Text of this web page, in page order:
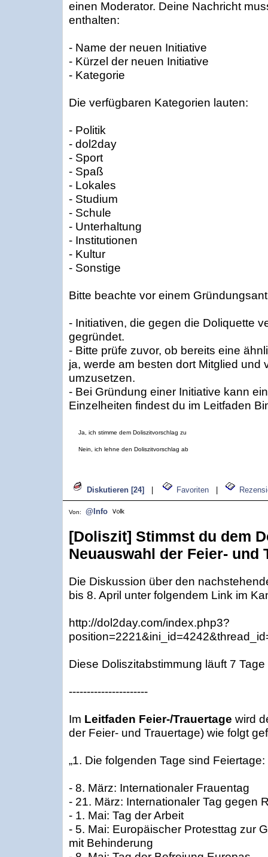
einen Moderator. Deine Nachricht
enthalten:
- Name der neuen Initiative
- Kürzel der neuen Initiative
- Kategorie
Die verfügbaren Kategorien lauten:
- Politik
- dol2day
- Sport
- Spaß
- Lokales
- Studium
- Schule
- Unterhaltung
- Institutionen
- Kultur
- Sonstige
Bitte beachte vor einem
- Initiativen, die gegen die Doliquette
gegründet.
- Bitte prüfe zuvor, ob bereits eine
ja, werde am besten dort Mitglied und
umzusetzen.
- Bei Gründung einer Initiative kann
Einzelheiten findest du im Leitfaden
Ja, ich stimme dem Doliszitvorschlag zu
Nein, ich lehne den Doliszitvorschlag ab
Diskutieren [24] Favoriten
Von: @Info
[Doliszit] Stimmst du dem
Neuauswahl der Feier- und
Die Diskussion über den
bis 8. April unter folgendem Link im
http://dol2day.com/index.php3?
Diese Doliszitabstimmung läuft 7
----------------------
Im Leitfaden Feier-/Trauertage wird
der Feier- und Trauertage) wie folgt
„1. Die folgenden Tage sind Feiertage:
- 8. März: Internationaler Frauentag
- 21. März: Internationaler Tag gegen
- 1. Mai: Tag der Arbeit
- 5. Mai: Europäischer Protesttag zur
mit Behinderung